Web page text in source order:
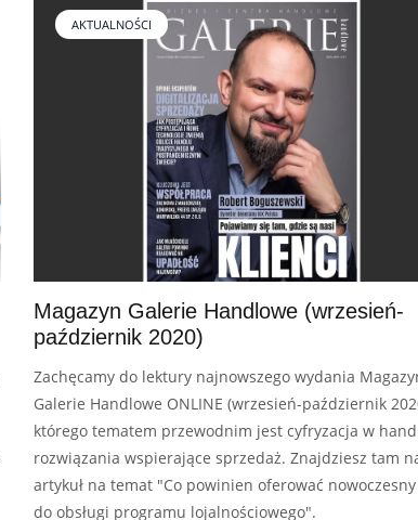
AKTUALNOŚCI
Magazyn Galerie Handlowe (wrzesień-
październik 2020)
Zachęcamy do lektury najnowszego wydania
Galerie Handlowe ONLINE (wrzesień-październik
którego tematem przewodnim jest cyfryzacja w
rozwiązania wspierające sprzedaż. Znajdziesz tam
artykuł na temat "Co powinien oferować
do obsługi programu lojalnościowego".